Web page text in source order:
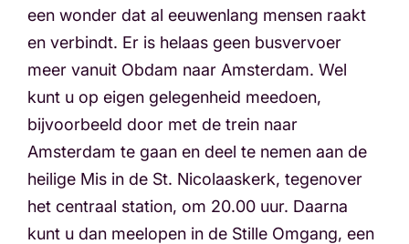
een wonder dat al eeuwenlang mensen raakt
en verbindt. Er is helaas geen busvervoer
meer vanuit Obdam naar Amsterdam. Wel
kunt u op eigen gelegenheid meedoen,
bijvoorbeeld door met de trein naar
Amsterdam te gaan en deel te nemen aan de
heilige Mis in de St. Nicolaaskerk, tegenover
het centraal station, om 20.00 uur. Daarna
kunt u dan meelopen in de Stille Omgang, een